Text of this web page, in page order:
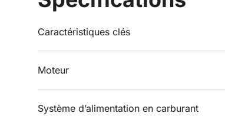
Caractéristiques clés
Moteur
Système d’alimentation en carburant